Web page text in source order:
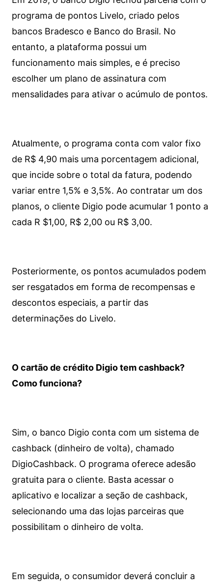
programa de pontos Livelo, criado pelos
bancos Bradesco e Banco do Brasil. No
entanto, a plataforma possui um
funcionamento mais simples, e é preciso
escolher um plano de assinatura com
mensalidades para ativar o acúmulo de pontos.
Atualmente, o programa conta com valor fixo
de R$ 4,90 mais uma porcentagem adicional,
que incide sobre o total da fatura, podendo
variar entre 1,5% e 3,5%. Ao contratar um dos
planos, o cliente Digio pode acumular 1 ponto a
cada R $1,00, R$ 2,00 ou R$ 3,00.
Posteriormente, os pontos acumulados podem
ser resgatados em forma de recompensas e
descontos especiais, a partir das
determinações do Livelo.
O cartão de crédito Digio tem cashback?
Como funciona?
Sim, o banco Digio conta com um sistema de
cashback (dinheiro de volta), chamado
DigioCashback. O programa oferece adesão
gratuita para o cliente. Basta acessar o
aplicativo e localizar a seção de cashback,
selecionando uma das lojas parceiras que
possibilitam o dinheiro de volta.
Em seguida, o consumidor deverá concluir a